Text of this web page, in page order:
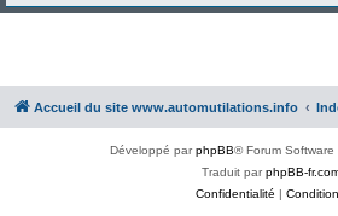
Accueil du site www.automutilations.info
Développé parphpBB® Forum
Traduit parphpBB-
Confidentialité |